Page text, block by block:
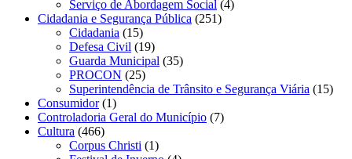
Serviço de Abordagem Social (4)
Cidadania e Segurança Pública (251)
Cidadania (15)
Defesa Civil (19)
Guarda Municipal (35)
PROCON (25)
Superintendência de Trânsito e Segurança Viária (15)
Consumidor(1)
Controladoria Geral do Município (7)
Cultura (466)
Corpus Christi (1)